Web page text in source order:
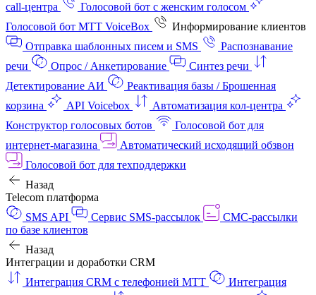
call-центра
Голосовой бот с женским голосом
Голосовой бот МТТ VoiceBox
Информирование клиентов
Отправка шаблонных писем и SMS
Распознавание
речи
Опрос / Анкетирование
Синтез речи
Детектирование АИ
Реактивация базы / Брошенная
корзина
API Voicebox
Автоматизация кол‑центра
Конструктор голосовых ботов
Голосовой бот для
интернет‑магазина
Автоматический исходящий обзвон
Голосовой бот для техподдержки
Назад
Telecom платформа
SMS API
Сервис SMS-рассылок
СМС-рассылки
по базе клиентов
Назад
Интеграции и доработки CRM
Интеграция CRM с телефонией МТТ
Интеграция